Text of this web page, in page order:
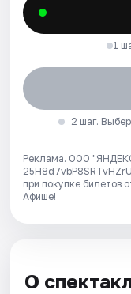
1
2 шаг.
Реклама. ООО
при покупке билетов
Афише!
О